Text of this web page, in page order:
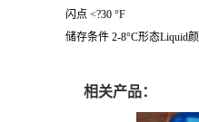
闪点 <?30 °F
储存条件 2-8°C形态Liquid颜
相关产品：